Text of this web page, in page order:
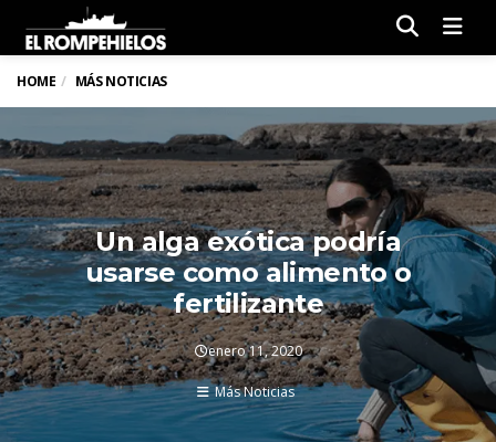
HOME MÁS NOTICIAS
Un alga exótica podría
usarse como alimento o
fertilizante
enero 11, 2020
Más Noticias